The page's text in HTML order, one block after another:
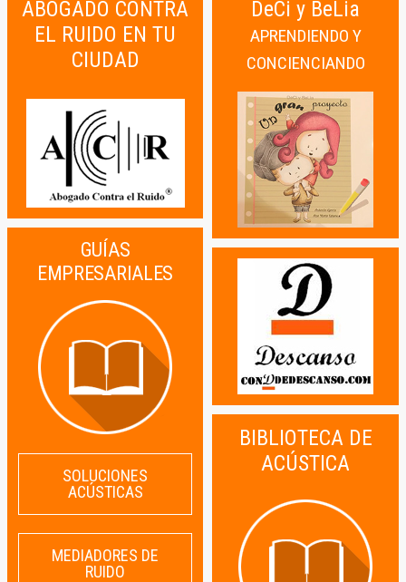
ABOGADO CONTRA
EL RUIDO EN TU
CIUDAD
GUÍAS
EMPRESARIALES
SOLUCIONES
ACÚSTICAS
MEDIADORES DE
RUIDO
DeCi y BeLia
APRENDIENDO Y
CONCIENCIANDO
BIBLIOTECA DE
ACÚSTICA